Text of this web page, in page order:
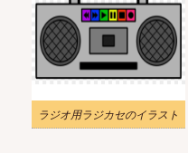
ラジオ用ラジカセのイラスト